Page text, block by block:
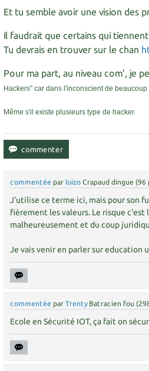
Et tu semble avoir une vision des
Il faudrait que certains qui
Tu devrais en trouver sur le chan
Pour ma part, au niveau com', je
Hackers" car dans l'inconscient de
Même s'il existe plusieurs type de hacker.
commentée par loizo Crapaud dingue (96
J'utilise ce terme ici, mais pour son
fièrement les valeurs. Le risque c'est
malheureusement et du coup
Je vais venir en parler sur education
commentée parTrenty Batracien fou (
Ecole en Sécurité IOT, ça fait on